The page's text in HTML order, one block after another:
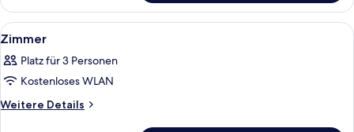
Alle
Fotos
für
Zimmer
anzeigen
Ein Hotelzimmer mit Bett,
5
Zimmer
Platz für 3 Personen
Kostenloses WLAN
Weitere Details
Weitere